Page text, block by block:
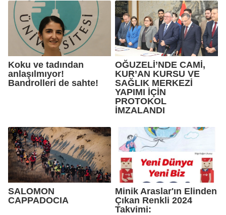
Koku ve tadından
anlaşılmıyor!
Bandrolleri de sahte!
OĞUZELİ’NDE CAMİ,
KUR’AN KURSU VE
SAĞLIK MERKEZİ
YAPIMI İÇİN
PROTOKOL
İMZALANDI
SALOMON
CAPPADOCIA
Minik Araslar'ın Elinden
Çıkan Renkli 2024
Takvimi: